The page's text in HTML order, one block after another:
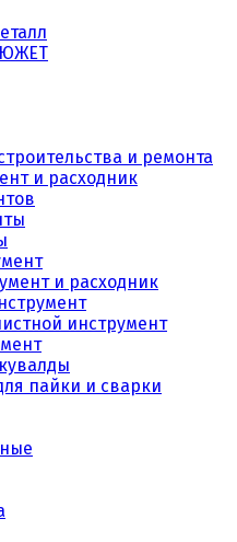
и ремонта
и расходник
и расходник
инструмент
пайки и сварки